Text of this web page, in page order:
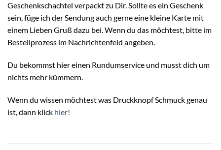
Geschenkschachtel verpackt zu Dir. Sollte es ein Geschenk
sein, füge ich der Sendung auch gerne eine kleine Karte mit
einem Lieben Gruß dazu bei. Wenn du das möchtest, bitte im
Bestellprozess im Nachrichtenfeld angeben.
Du bekommst hier einen Rundumservice und musst dich um
nichts mehr kümmern.
Wenn du wissen möchtest was Druckknopf Schmuck genau
ist, dann klick hier!